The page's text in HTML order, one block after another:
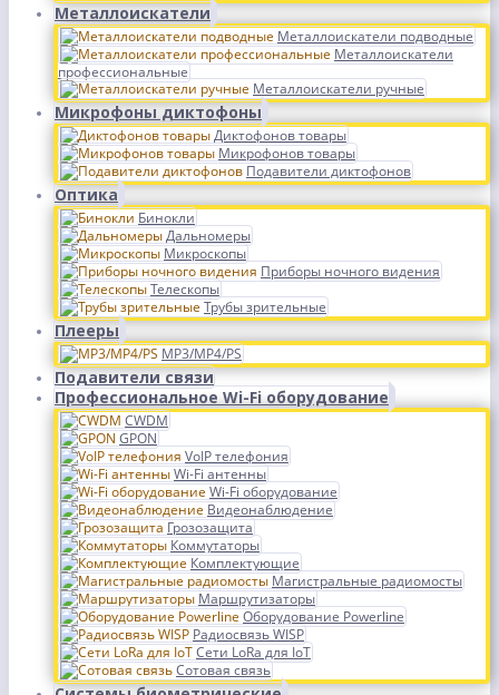
Металлоискатели
Металлоискатели подводные
Металлоискатели
профессиональные
Металлоискатели ручные
Микрофоны диктофоны
Диктофонов товары
Микрофонов товары
Подавители диктофонов
Оптика
Бинокли
Дальномеры
Микроскопы
Приборы ночного видения
Телескопы
Трубы зрительные
Плееры
MP3/MP4/PS
Подавители связи
Профессиональное Wi-Fi оборудование
CWDM
GPON
VoIP телефония
Wi-Fi антенны
Wi-Fi оборудование
Видеонаблюдение
Грозозащита
Коммутаторы
Комплектующие
Магистральные радиомосты
Маршрутизаторы
Оборудование Powerline
Радиосвязь WISP
Сети LoRa для IoT
Сотовая связь